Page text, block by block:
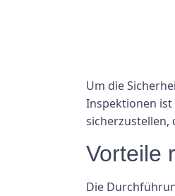
Um die
Inspektionen ist
sicherzustellen,
Vorteile
Die